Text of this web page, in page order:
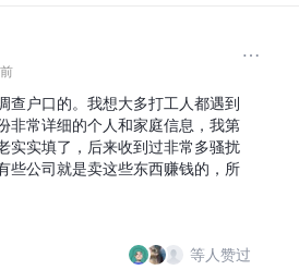
查户口的。我想大多打工人都遇到
非常详细的个人和家庭信息，我第
实实填了，后来收到过非常多骚扰
些公司就是卖这些东西赚钱的，所
等人赞过